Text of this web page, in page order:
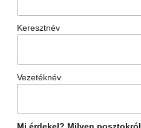
Keresztnév
Vezetéknév
Mi érdekel? Milyen